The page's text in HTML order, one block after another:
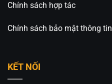
Chính sách hợp tác
Chính sách bảo mật thông tin
KẾT NỐI